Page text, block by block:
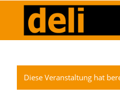
Diese Veranstaltung hat